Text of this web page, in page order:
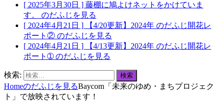
[ 2025年3月30日 ] 藤棚に鳩よけネットをかけていま
す。 のだふじを見る
[ 2024年4月21日 ]
【4/20更新】2024年 のだふじ開花レ
ポート② のだふじを見る
[ 2024年4月21日 ]
【4/13更新】2024年 のだふじ開花レ
ポート➀のだふじを見る
検索:
Homeのだふじを見るBaycom「未来のゆめ・まちプロジェク
ト」で放映されています！